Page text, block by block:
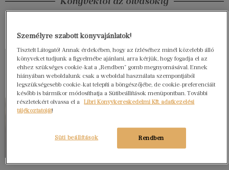
Személyre szabott könyvajánlatok!
Tisztelt Látogató! Annak érdekében, hogy az ízléséhez minél közelebb álló
könyveket tudjunk a figyelmébe ajánlani, arra kérjük, hogy fogadja el az
ehhez szükséges cookie-kat a „Rendben” gomb megnyomásával. Ennek
hiányában weboldalunk csak a weboldal használata szempontjából
legszükségesebb cookie-kat telepíti a böngészőjébe, de cookie-preferenciáit
később is bármikor módosíthatja a Sütibeállítások menüpontban. További
részletekért olvassa el a
Libri Könyvkereskedelmi Kft. adatkezelési
tájékoztatóját!
Rendben
Süti beállítások